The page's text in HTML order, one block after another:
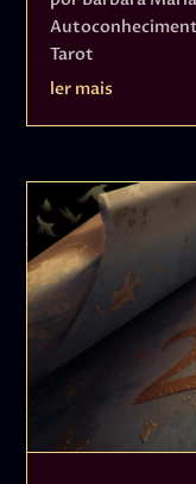
Tarot
ler mais